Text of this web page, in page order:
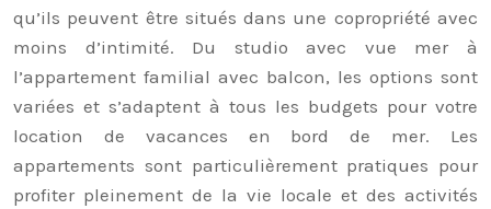
qu’ils peuvent être situés dans une copropriété avec
moins d’intimité. Du studio avec vue mer à
l’appartement familial avec balcon, les options sont
variées et s’adaptent à tous les budgets pour votre
location de vacances en bord de mer. Les
appartements sont particulièrement pratiques pour
profiter pleinement de la vie locale et des activités